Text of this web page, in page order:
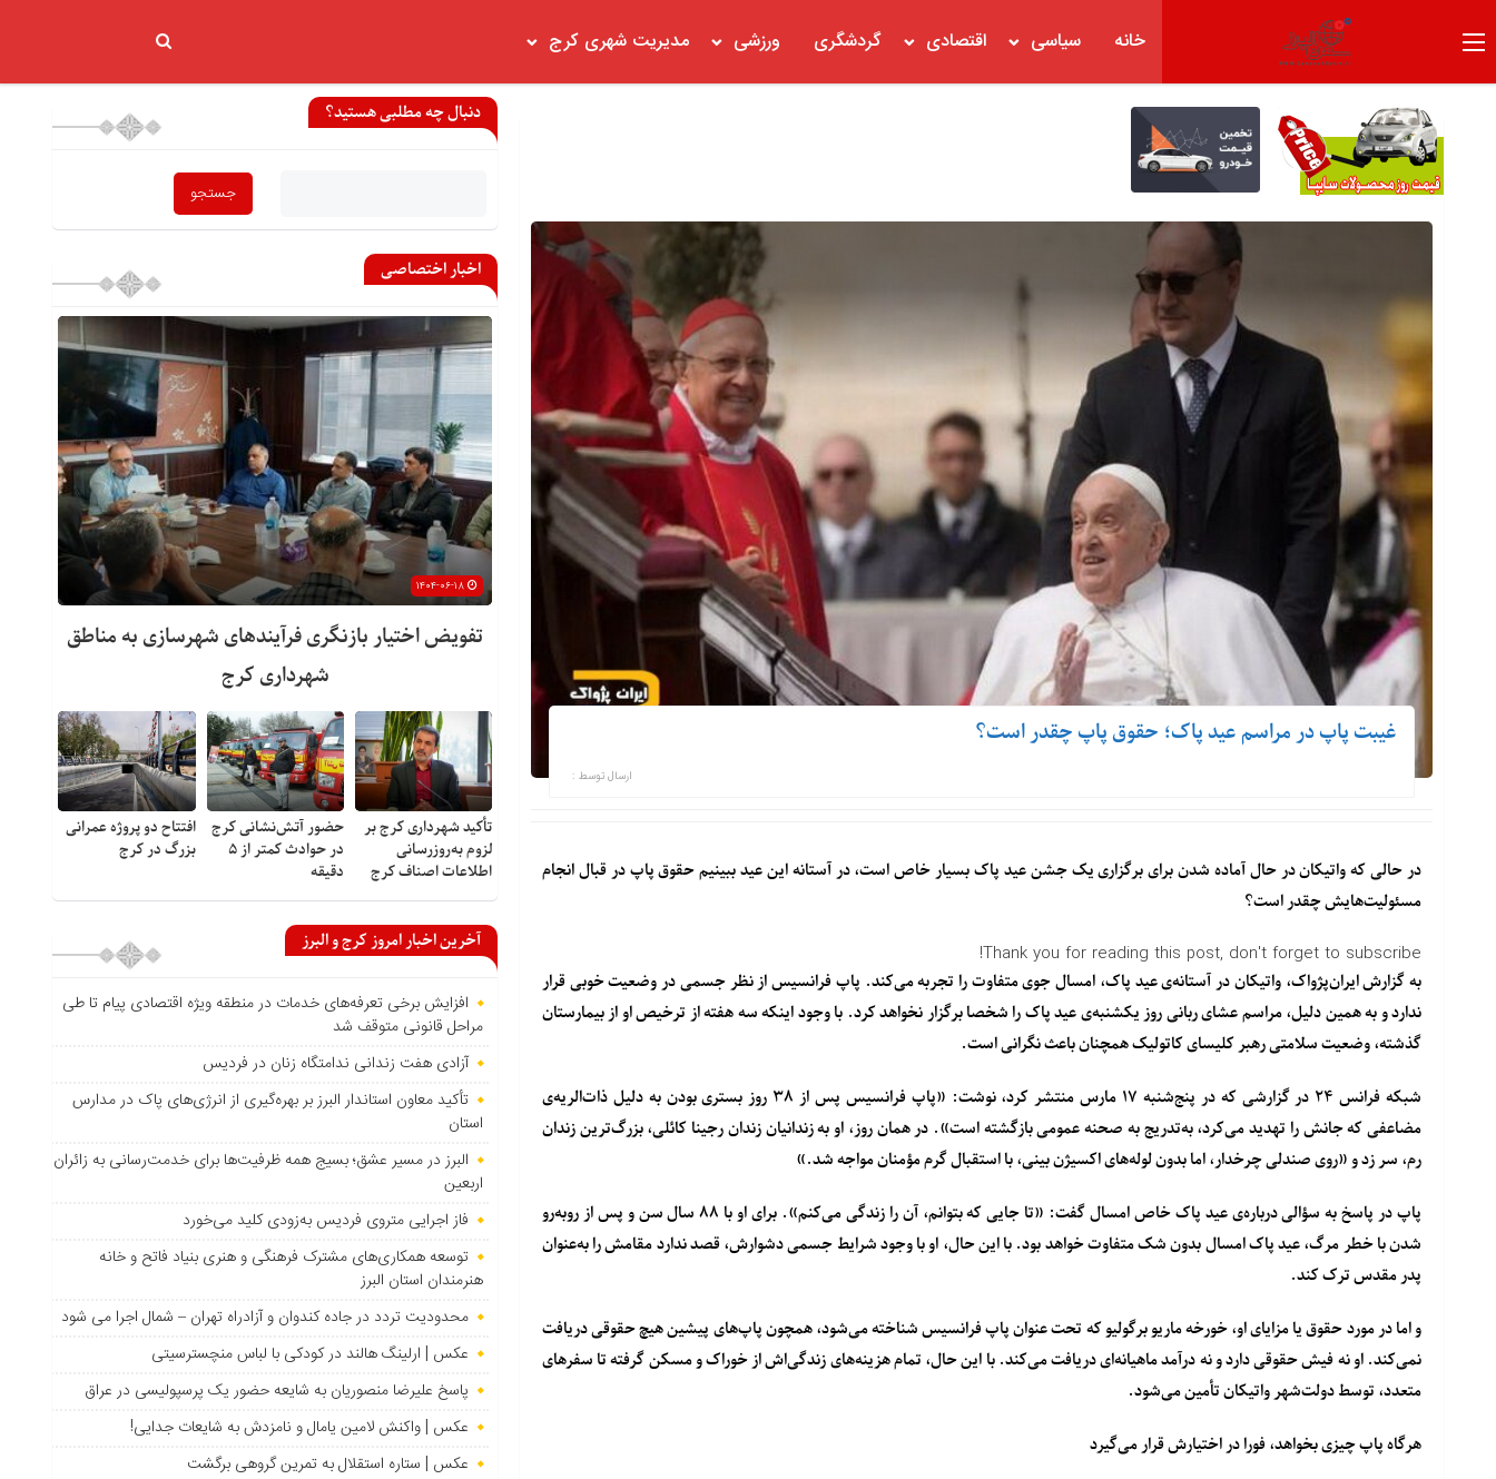
خانه سیاسی اقتصادی گردشگری ورزشی مدیریت شهری کرج
غیبت پاپ در مراسم عید پاک؛ حقوق پاپ چقدر است؟
ارسال توسط :
در حالی که واتیکان در حال آماده شدن برای برگزاری یک جشن عید پاک بسیار خاص است، در آستانه این عید ببینیم حقوق پاپ در قبال انجام
مسئولیت‌هایش چقدر است؟
Thank you for reading this post, don't forget to subscribe!
به گزارش ایران‌پژواک، واتیکان در آستانه‌ی عید پاک، امسال جوی متفاوت را تجربه می‌کند. پاپ فرانسیس از نظر جسمی در وضعیت خوبی قرار
ندارد و به همین دلیل، مراسم عشای ربانی روز یکشنبه‌ی عید پاک را شخصا برگزار نخواهد کرد. با وجود اینکه سه هفته از ترخیص او از بیمارستان
گذشته، وضعیت سلامتی رهبر کلیسای کاتولیک همچنان باعث نگرانی است.
شبکه فرانس ۲۴ در گزارشی که در پنج‌شنبه ۱۷ مارس منتشر کرد، نوشت: «پاپ فرانسیس پس از ۳۸ روز بستری بودن به دلیل ذات‌الریه‌ی
مضاعفی که جانش را تهدید می‌کرد، به‌تدریج به صحنه عمومی بازگشته است». در همان روز، او به زندانیان زندان رجینا کائلی، بزرگ‌ترین زندان
رم، سر زد و «روی صندلی چرخدار، اما بدون لوله‌های اکسیژن بینی، با استقبال گرم مؤمنان مواجه شد.»
پاپ در پاسخ به سؤالی درباره‌ی عید پاک خاص امسال گفت: «تا جایی که بتوانم، آن را زندگی می‌کنم». برای او با ۸۸ سال سن و پس از روبه‌رو
شدن با خطر مرگ، عید پاک امسال بدون شک متفاوت خواهد بود. با این حال، او با وجود شرایط جسمی دشوارش، قصد ندارد مقامش را به‌عنوان
پدر مقدس ترک کند.
و اما در مورد حقوق یا مزایای او، خورخه ماریو برگولیو که تحت عنوان پاپ فرانسیس شناخته می‌شود، همچون پاپ‌های پیشین هیچ حقوقی دریافت
نمی‌کند. او نه فیش حقوقی دارد و نه درآمد ماهیانه‌ای دریافت می‌کند. با این حال، تمام هزینه‌های زندگی‌اش از خوراک و مسکن گرفته تا سفرهای
متعدد، توسط دولت‌شهر واتیکان تأمین می‌شود.
هرگاه پاپ چیزی بخواهد، فورا در اختیارش قرار می‌گیرد
دنبال چه مطلبی هستید؟
اخبار اختصاصی
تفویض اختیار بازنگری فرآیندهای شهرسازی به مناطق
شهرداری کرج
تأکید شهرداری کرج بر
لزوم به‌روزرسانی
اطلاعات اصناف کرج
حضور آتش‌نشانی کرج
در حوادث کمتر از ۵
دقیقه
افتتاح دو پروژه عمرانی
بزرگ در کرج
آخرین اخبار امروز کرج و البرز
افزایش برخی تعرفه‌های خدمات در منطقه ویژه اقتصادی پیام تا طی
مراحل قانونی متوقف شد
آزادی هفت زندانی ندامتگاه زنان در فردیس
تأکید معاون استاندار البرز بر بهره‌گیری از انرژی‌های پاک در مدارس
استان
البرز در مسیر عشق؛ بسیج همه ظرفیت‌ها برای خدمت‌رسانی به زائران
اربعین
فاز اجرایی متروی فردیس به‌زودی کلید می‌خورد
توسعه همکاری‌های مشترک فرهنگی و هنری بنیاد فاتح و خانه
هنرمندان استان البرز
محدودیت تردد در جاده کندوان و آزادراه تهران – شمال اجرا می شود
عکس | ارلینگ هالند در کودکی با لباس منچسترسیتی
پاسخ علیرضا منصوریان به شایعه حضور یک پرسپولیسی در عراق
عکس | واکنش لامین یامال و نامزدش به شایعات جدایی!
عکس | ستاره استقلال به تمرین گروهی برگشت